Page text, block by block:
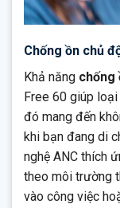
Chống ồn chủ
Khả năng chống
Free 60 giúp
đó mang đến
khi bạn đang di
nghệ ANC thích
theo môi trường
vào công việc